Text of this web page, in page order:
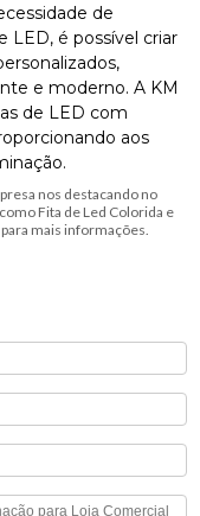
de
LED, é possível criar
e moderno. A KM
de LED com
aos
nos destacando no
Fita de Led Colorida e
mais informações.